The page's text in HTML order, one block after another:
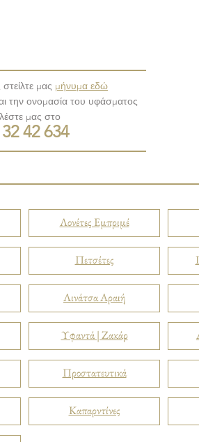
στείλτε μας μήνυμα εδώ
την ονομασία του υφάσματος
μας στο
42 634
Λονέτες Εμπριμέ
Πετσέτες
Λινάτσα Αραιή
Υφαντά | Ζακάρ
Προστατευτικά
Καπαρντίνες